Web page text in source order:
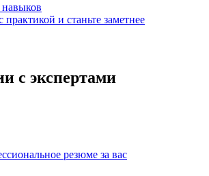
и станьте заметнее
с экспертами
резюме за вас